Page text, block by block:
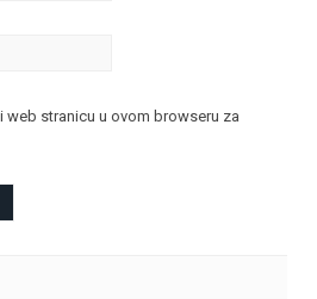
web stranicu u ovom browseru za